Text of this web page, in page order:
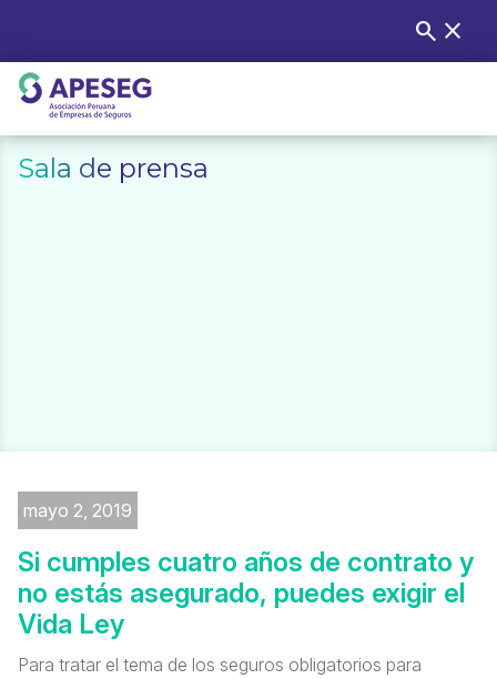
content
Buscar:
search close
APESEG
Sala de prensa
mayo 2, 2019
Si cumples cuatro años de contrato y
no estás asegurado, puedes exigir el
Vida Ley
Para tratar el tema de los seguros obligatorios para